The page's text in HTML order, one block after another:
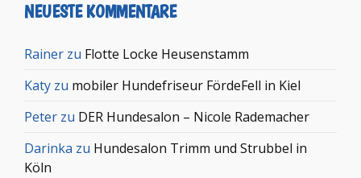
NEUESTE KOMMENTARE
Rainer zu Flotte Locke Heusenstamm
Katy zu mobiler Hundefriseur FördeFell in Kiel
Peter zu DER Hundesalon – Nicole Rademacher
Darinka zu Hundesalon Trimm und Strubbel in
Köln